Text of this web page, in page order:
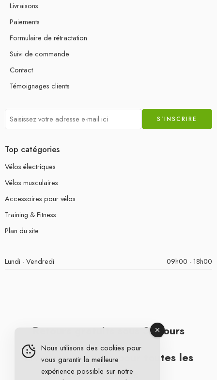
Livraisons
Paiements
Formulaire de rétractation
Suivi de commande
Contact
Témoignages clients
Top catégories
Vélos électriques
Vélos musculaires
Accessoires pour vélos
Training & Fitness
Plan du site
Lundi - Vendredi 09h00 - 18h00
Retours gratuits sous 30 jours
Livraison gratuite pour toutes les
commandes
Nous utilisons des cookies pour
vous garantir la meilleure
expérience possible sur notre